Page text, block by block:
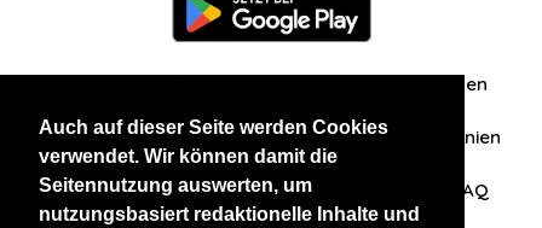
Auch auf dieser Seite werden Cookies
verwendet. Wir können damit die
Seitennutzung auswerten, um
nutzungsbasiert redaktionelle Inhalte und
Zuschriften/Erfahrungen
Datenschutzerklärung AGB Datenschutzrichtlinien
Nehmen Sie Kontakt mit uns auf FAQ